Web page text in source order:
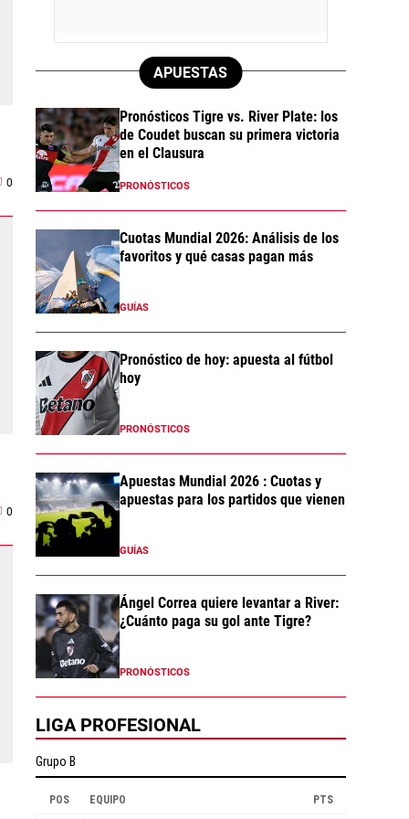
0
0
APUESTAS
Pronósticos Tigre vs. River Plate: los
de Coudet buscan su primera victoria
en el Clausura
PRONÓSTICOS
Cuotas Mundial 2026: Análisis de los
favoritos y qué casas pagan más
GUÍAS
Pronóstico de hoy: apuesta al fútbol
hoy
PRONÓSTICOS
Apuestas Mundial 2026 : Cuotas y
apuestas para los partidos que vienen
GUÍAS
Ángel Correa quiere levantar a River:
¿Cuánto paga su gol ante Tigre?
PRONÓSTICOS
LIGA PROFESIONAL